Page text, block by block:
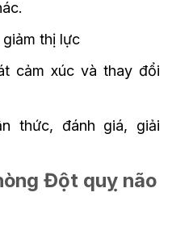
thị lực
cảm xúc và thay đổi
thức, đánh giá, giải
Đột quỵ não